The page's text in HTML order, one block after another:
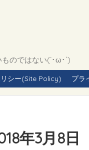
のではない(`･ω･´)
シー(Site Policy) プラ
年3月8日